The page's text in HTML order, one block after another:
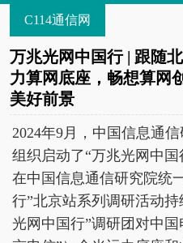
C114通信网
万兆光网中国行 | 跟随
力算网底座，畅想算网
美好前景
2024年9月，中国信息通
组织启动了“万兆光网中国
在中国信息通信研究院统
行”北京站系列调研活动
光网中国行”调研团对中